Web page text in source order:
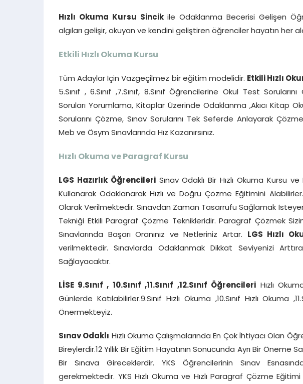
Hızlı Okuma Kursu Sincik ile Odaklanma Becerisi Gelişen
algıları gelişir, okuyan ve kendini geliştiren öğrenciler hayatın her
Etkili Hızlı Okuma Kursu
Tüm Adaylar İçin Vazgeçilmez bir eğitim modelidir. Etkili Hızlı
5.Sınıf , 6.Sınıf ,7.Sınıf, 8.Sınıf Öğrencilerine Okul Test
Soruları Yorumlama, Kitaplar Üzerinde Odaklanma ,Akıcı Kitap
Sorularını Çözme, Sınav Sorularını Tek Seferde Anlayarak
Meb ve Ösym Sınavlarında Hız Kazanırsınız.
Hızlı Okuma ve Paragraf Kursu
LGS Hazırlık ÖğrencileriSınav Odaklı Bir Hızlı Okuma Kursu
Kullanarak Odaklanarak Hızlı ve Doğru Çözme Eğitimini
Olarak Verilmektedir. Sınavdan Zaman Tasarrufu Sağlamak
Tekniği Etkili Paragraf Çözme Teknikleridir. Paragraf Çözmek
Sınavlarında Başarı Oranınız ve Netleriniz Artar. LGS Hızlı
verilmektedir. Sınavlarda Odaklanmak Dikkat Seviyenizi
Sağlayacaktır.
LİSE 9.Sınıf , 10.Sınıf ,11.Sınıf ,12.Sınıf Öğrencileri Hızlı
Günlerde Katılabilirler.9.Sınıf Hızlı Okuma ,10.Sınıf Hızlı Okuma
Önermekteyiz.
Sınav Odaklı Hızlı Okuma Çalışmalarında En Çok İhtiyacı Olan
Bireylerdir.12 Yıllık Bir Eğitim Hayatının Sonucunda Ayrı Bir
Bir Sınava Gireceklerdir. YKS Öğrencilerinin Sınav
gerekmektedir. YKS Hızlı Okuma ve Hızlı Paragraf Çözme